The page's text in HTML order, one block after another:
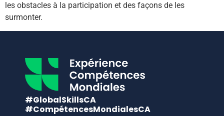
les obstacles à la participation et des façons de les
surmonter.
#GlobalSkillsCA
#CompétencesMondialesCA